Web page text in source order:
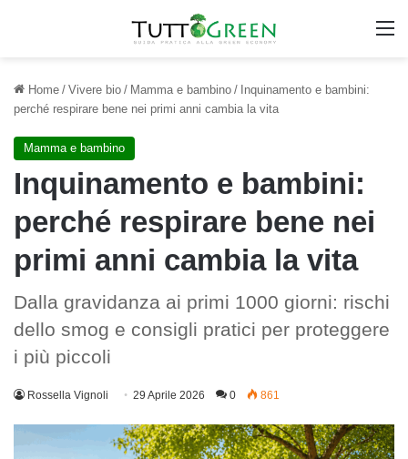
Home / Vivere bio / Mamma e bambino / Inquinamento e bambini:
perché respirare bene nei primi anni cambia la vita
Mamma e bambino
Inquinamento e bambini:
perché respirare bene nei
primi anni cambia la vita
Dalla gravidanza ai primi 1000 giorni: rischi
dello smog e consigli pratici per proteggere
i più piccoli
Rossella Vignoli 29 Aprile 2026 0 861